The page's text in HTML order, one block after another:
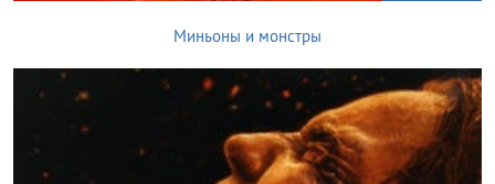
Миньоны и монстры